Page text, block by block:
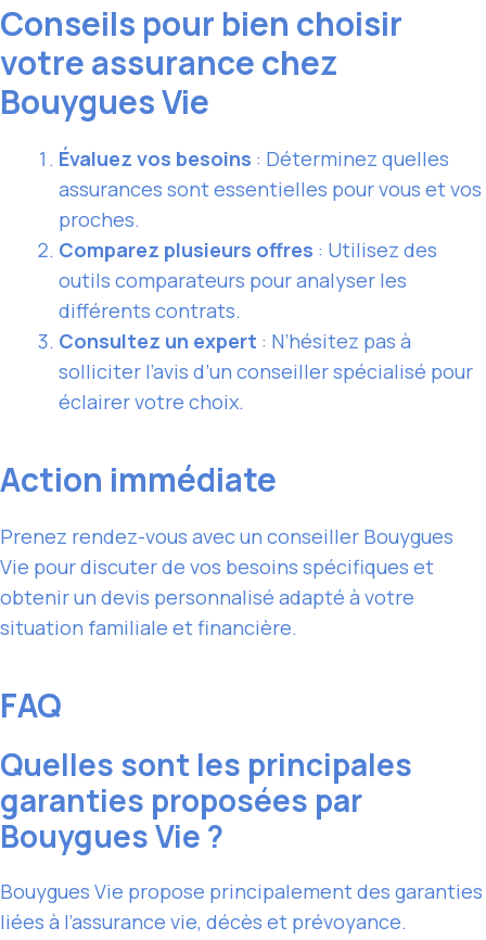
Conseils pour bien choisir
votre assurance chez
Bouygues Vie
Évaluez vos besoins : Déterminez quelles
assurances sont essentielles pour vous et vos
proches.
Comparez plusieurs offres : Utilisez des
outils comparateurs pour analyser les
différents contrats.
Consultez un expert : N’hésitez pas à
solliciter l’avis d’un conseiller spécialisé pour
éclairer votre choix.
Action immédiate
Prenez rendez-vous avec un conseiller Bouygues
Vie pour discuter de vos besoins spécifiques et
obtenir un devis personnalisé adapté à votre
situation familiale et financière.
FAQ
Quelles sont les principales
garanties proposées par
Bouygues Vie ?
Bouygues Vie propose principalement des garanties
liées à l’assurance vie, décès et prévoyance.